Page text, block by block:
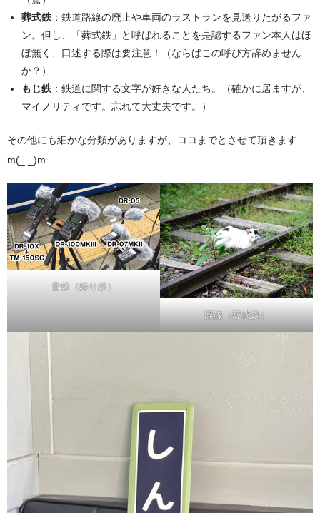
葬式鉄：鉄道路線の廃止や車両のラストランを見送りたがるファ
ン。但し、「葬式鉄」と呼ばれることを是認するファン本人はほ
ぼ無く、口述する際は要注意！（ならばこの呼び方辞めません
か？）
もじ鉄：鉄道に関する文字が好きな人たち。（確かに居ますが、
マイノリティです。忘れて大丈夫です。）
その他にも細かな分類がありますが、ココまでとさせて頂きます
m(_ _)m
音鉄（録り鉄）
廃線（葬式鉄）